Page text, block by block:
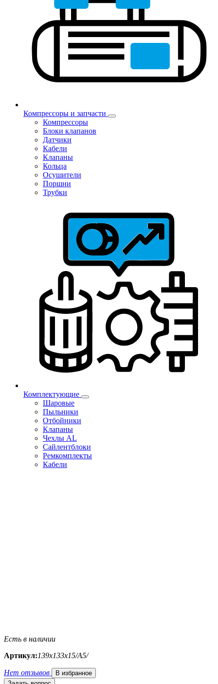
Компрессоры и запчасти
Компрессоры
Блоки клапанов
Датчики
Кабели
Клапаны
Кольца
Осушители
Поршни
Трубки
Комплектующие
Шаровые
Пыльники
Отбойники
Клапаны
Чехлы AL
Сайлентблоки
Ремкомплекты
Кабели
Есть в наличии
Артикул:139х133х15/A5/
Нет отзывов
В избранное